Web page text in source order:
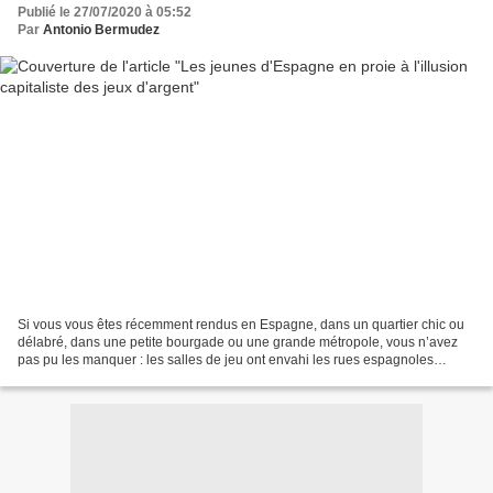
Publié le 27/07/2020 à 05:52
Par Antonio Bermudez
Si vous vous êtes récemment rendus en Espagne, dans un quartier chic ou
délabré, dans une petite bourgade ou une grande métropole, vous n’avez
pas pu les manquer : les salles de jeu ont envahi les rues espagnoles